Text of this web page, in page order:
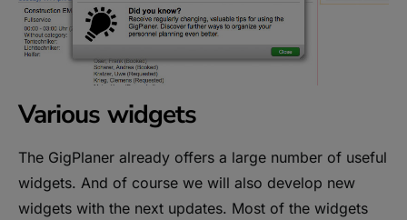
Various widgets
The GigPlaner already offers a large number of useful
widgets. And of course we will also develop new
widgets with the next updates. Most of the widgets